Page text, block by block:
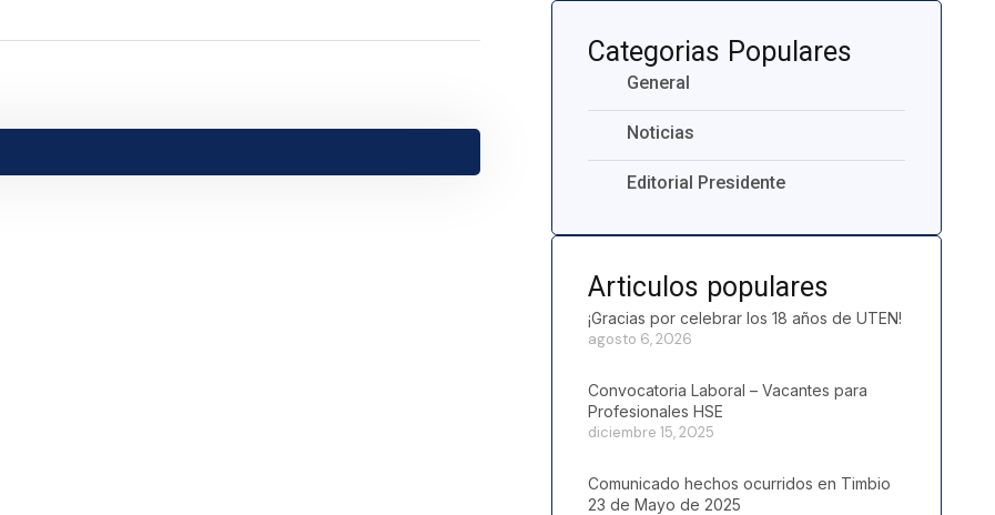
Categorias Populares
General
Noticias
Editorial Presidente
Articulos populares
¡Gracias por celebrar los 18 años de UTEN!
agosto 6, 2026
Convocatoria Laboral – Vacantes para
Profesionales HSE
diciembre 15, 2025
Comunicado hechos ocurridos en Timbio
23 de Mayo de 2025